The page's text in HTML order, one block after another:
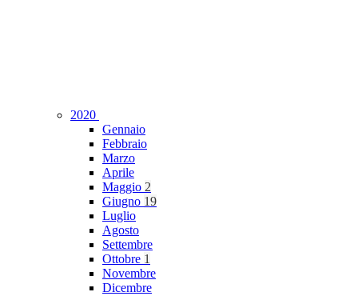
2020
Gennaio
Febbraio
Marzo
Aprile
Maggio 2
Giugno 19
Luglio
Agosto
Settembre
Ottobre 1
Novembre
Dicembre